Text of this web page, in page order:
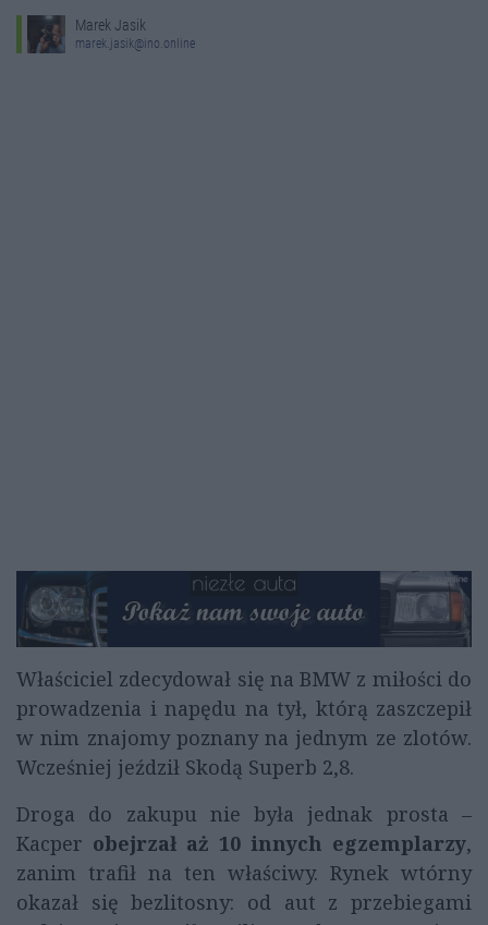
Marek Jasik
marek.jasik@ino.online
Właściciel zdecydował się na BMW z miłości do
prowadzenia i napędu na tył, którą zaszczepił
w nim znajomy poznany na jednym ze zlotów.
Wcześniej jeździł Skodą Superb 2,8.
Droga do zakupu nie była jednak prosta –
Kacper obejrzał aż 10 innych egzemplarzy,
zanim trafił na ten właściwy. Rynek wtórny
okazał się bezlitosny: od aut z przebiegami